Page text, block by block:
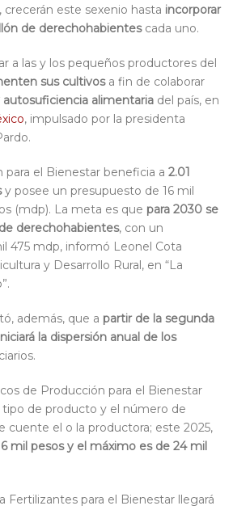
crecerán este sexenio hasta incorporar
de derechohabientes cada uno.
a las y los pequeños productores del
sus cultivos a fin de colaborar
autosuficiencia alimentaria del país, en
, impulsado por la presidenta
para el Bienestar beneficia a 2.01
y posee un presupuesto de 16 mil
(mdp). La meta es que para 2030 se
derechohabientes, con un
475 mdp, informó Leonel Cota
y Desarrollo Rural, en “La
además, que a partir de la segunda
la dispersión anual de los
de Producción para el Bienestar
de producto y el número de
cuente el o la productora; este 2025,
mil pesos y el máximo es de 24 mil
Fertilizantes para el Bienestar llegará